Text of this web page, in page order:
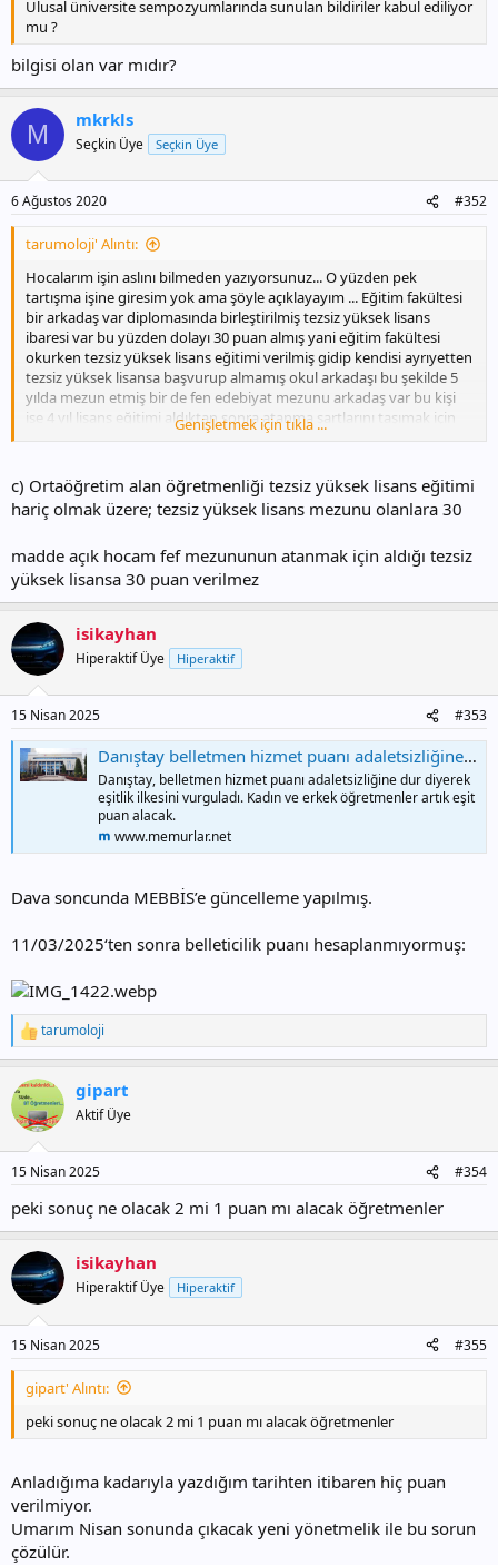
Ulusal üniversite sempozyumlarında sunulan bildiriler kabul ediliyor
mu ?
bilgisi olan var mıdır?
M mkrkls
Seçkin Üye Seçkin Üye
6 Ağustos 2020 #352
tarumoloji' Alıntı:
Hocalarım işin aslını bilmeden yazıyorsunuz... O yüzden pek
tartışma işine giresim yok ama şöyle açıklayayım ... Eğitim fakültesi
bir arkadaş var diplomasında birleştirilmiş tezsiz yüksek lisans
ibaresi var bu yüzden dolayı 30 puan almış yani eğitim fakültesi
okurken tezsiz yüksek lisans eğitimi verilmiş gidip kendisi ayrıyetten
tezsiz yüksek lisansa başvurup almamış okul arkadaşı bu şekilde 5
yılda mezun etmiş bir de fen edebiyat mezunu arkadaş var bu kişi
ise 4 yıl lisans eğitimi aldıktan sonra atanma şartlarını taşımak için
tezsiz yüksek lisans almış her iki lisans mezunu olan grup içinde 5 yıl
öğretmenleri için 5 yıl okumuş olmak gerekiyor malum olduğu
üzere. Şimdi meb işi çorba ettiği için eğitim fakültesi mezunu olan
kişiye tezsiz yüksel lisansı olduğu için 30 puan yazarken fen edebiyat
ile karıştırmayın bu diplomalarda tezsiz yüksek lisans ibaresi var...
Genişletmek için tıkla ...
c) Ortaöğretim alan öğretmenliği tezsiz yüksek lisans eğitimi
hariç olmak üzere; tezsiz yüksek lisans mezunu olanlara 30
madde açık hocam fef mezununun atanmak için aldığı tezsiz
yüksek lisansa 30 puan verilmez
isikayhan
Hiperaktif Üye Hiperaktif
15 Nisan 2025 #353
Danıştay belletmen hizmet puanı adaletsizliğine dur dedi
Danıştay, belletmen hizmet puanı adaletsizliğine dur diyerek
eşitlik ilkesini vurguladı. Kadın ve erkek öğretmenler artık eşit
puan alacak.
www.memurlar.net
Dava soncunda MEBBİS’e güncelleme yapılmış.
11/03/2025‘ten sonra belleticilik puanı hesaplanmıyormuş:
T
e
k
i
l
:
tarumoloji
gipart
Aktif Üye
15 Nisan 2025 #354
peki sonuç ne olacak 2 mi 1 puan mı alacak öğretmenler
isikayhan
Hiperaktif Üye Hiperaktif
15 Nisan 2025 #355
gipart' Alıntı:
peki sonuç ne olacak 2 mi 1 puan mı alacak öğretmenler
Anladığıma kadarıyla yazdığım tarihten itibaren hiç puan
verilmiyor.
Umarım Nisan sonunda çıkacak yeni yönetmelik ile bu sorun
çözülür.